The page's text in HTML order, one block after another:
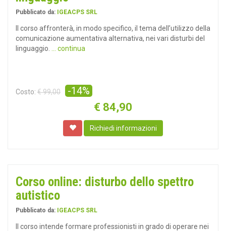
Pubblicato da: IGEACPS SRL
Il corso affronterà, in modo specifico, il tema dell’utilizzo della
comunicazione aumentativa alternativa, nei vari disturbi del
linguaggio.
... continua
Costo: € 99,00 -14%
€ 84,90
Richiedi informazioni
Corso online: disturbo dello spettro
autistico
Pubblicato da: IGEACPS SRL
Il corso intende formare professionisti in grado di operare nei